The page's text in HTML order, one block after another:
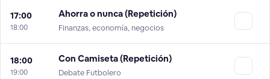
17:00
18:00
Ahorra o nunca (Repetición)
Finanzas, economía, negocios
18:00
19:00
Con Camiseta (Repetición)
Debate Futbolero